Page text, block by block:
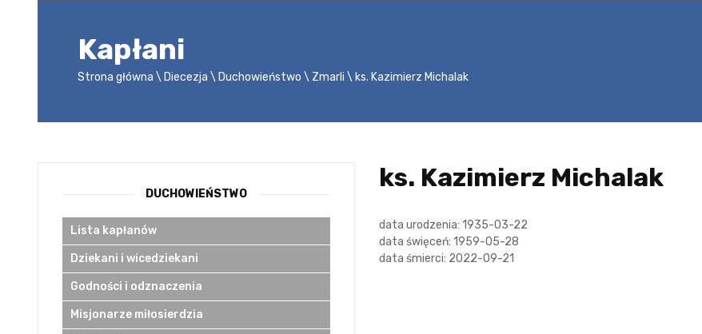
Kapłani
Strona główna Diecezja Duchowieństwo Zmarli ks. Kazimierz Michalak
ks. Kazimierz Michalak
data urodzenia: 1935-03-22
data święceń: 1959-05-28
data śmierci: 2022-09-21
DUCHOWIEŃSTWO
Lista kapłanów
Dziekani i wicedziekani
Godności i odznaczenia
Misjonarze miłosierdzia